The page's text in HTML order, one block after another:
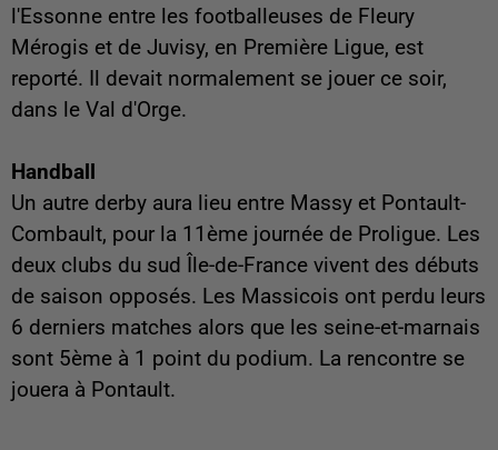
l'Essonne entre les footballeuses de Fleury
Mérogis et de Juvisy, en Première Ligue, est
reporté. Il devait normalement se jouer ce soir,
dans le Val d'Orge.
Handball
Un autre derby aura lieu entre Massy et Pontault-
Combault, pour la 11ème journée de Proligue. Les
deux clubs du sud Île-de-France vivent des débuts
de saison opposés. Les Massicois ont perdu leurs
6 derniers matches alors que les seine-et-marnais
sont 5ème à 1 point du podium. La rencontre se
jouera à Pontault.